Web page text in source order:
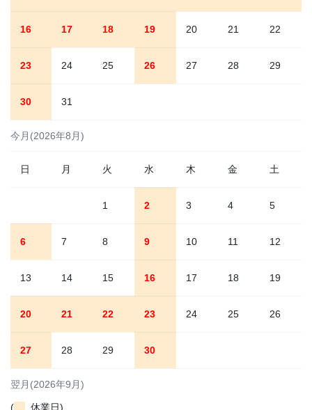
今月(2026年8月)
16 17 18 19 20 21 22
23 24 25 26 27 28 29
30 31
翌月(2026年9月)
日 月 火 水 木 金 土
1 2 3 4 5
6 7 8 9 10 11 12
13 14 15 16 17 18 19
20 21 22 23 24 25 26
27 28 29 30
( 休業日)